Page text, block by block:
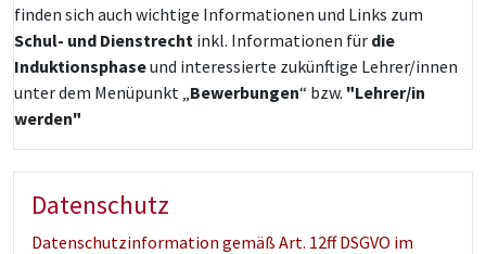
finden sich auch wichtige Informationen und Links zum
Schul- und Dienstrecht inkl. Informationen für die
Induktionsphaseund interessierte zukünftige Lehrer/innen
unter dem Menüpunkt „ Bewerbungen“ bzw. "Lehrer/in
werden"
Datenschutz
Datenschutzinformation gemäß Art. 12ff DSGVO im